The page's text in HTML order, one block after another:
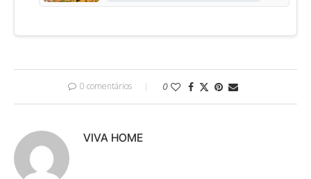
0 comentários 0
VIVA HOME